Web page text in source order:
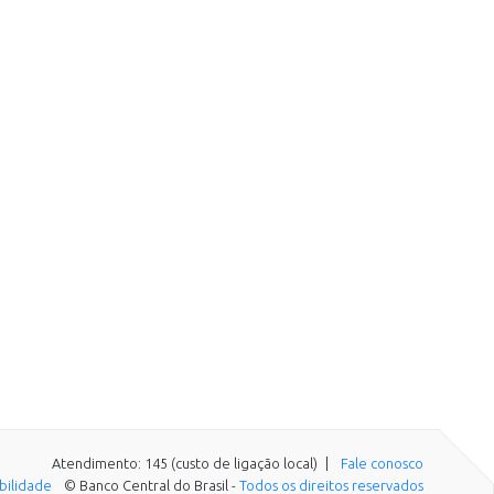
Atendimento: 145 (custo de ligação local)
Fale conosco
© Banco Central do Brasil - Todos os direitos reservados